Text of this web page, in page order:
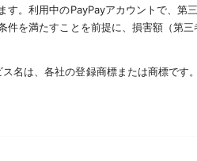
。利用中のPayPayアカウントで、
を満たすことを前提に、損害額（第
名は、各社の登録商標または商標です。